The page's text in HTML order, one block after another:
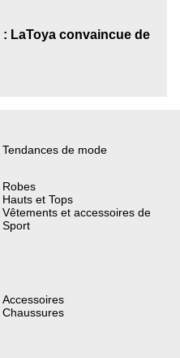
LaToya convaincue de
Tendances de mode
Robes
Hauts et Tops
Vêtements et accessoires de
Sport
Accessoires
Chaussures